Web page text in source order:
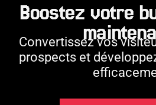
Boostez votre
Convertissez vos
prospects et